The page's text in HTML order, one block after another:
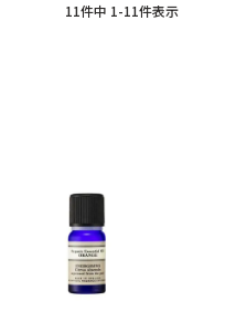
11件中 1-11件表示